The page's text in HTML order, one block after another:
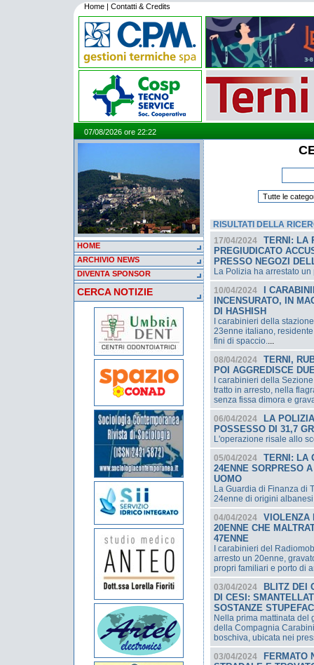
Home | Contatti & Credits
07/08/2026 ore 22:22
HOME
ARCHIVIO NEWS
DIVENTA SPONSOR
CERCA NOTIZIE
RISULTATI DELLA
17/04/2024
TERNI: LA
PREGIUDICATO
PRESSO NEGOZI
La Polizia ha arrestato
10/04/2024
I
INCENSURATO, IN
DI HASHISH
I carabinieri della
23enne italiano,
fini di spaccio....
08/04/2024
TERNI,
POI AGGREDISCE
I carabinieri della
tratto in arresto, nella
senza fissa dimora e
06/04/2024
LA
POSSESSO DI 31,7
L'operazione risale allo
05/04/2024
TERNI: LA
24ENNE SORPRESO
UOMO
La Guardia di Finanza di
24enne di origini
04/04/2024
VIOLENZA
20ENNE CHE
47ENNE
I carabinieri del
arresto un 20enne,
propri familiari e porto di
03/04/2024
BLITZ DEI
DI CESI:
SOSTANZE
Nella prima mattinata del
della Compagnia
boschiva, ubicata nei
03/04/2024
FERMATO